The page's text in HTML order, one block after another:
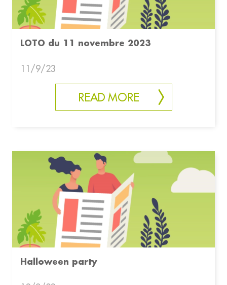
LOTO du 11 novembre 2023
11/9/23
READ MORE
Halloween party